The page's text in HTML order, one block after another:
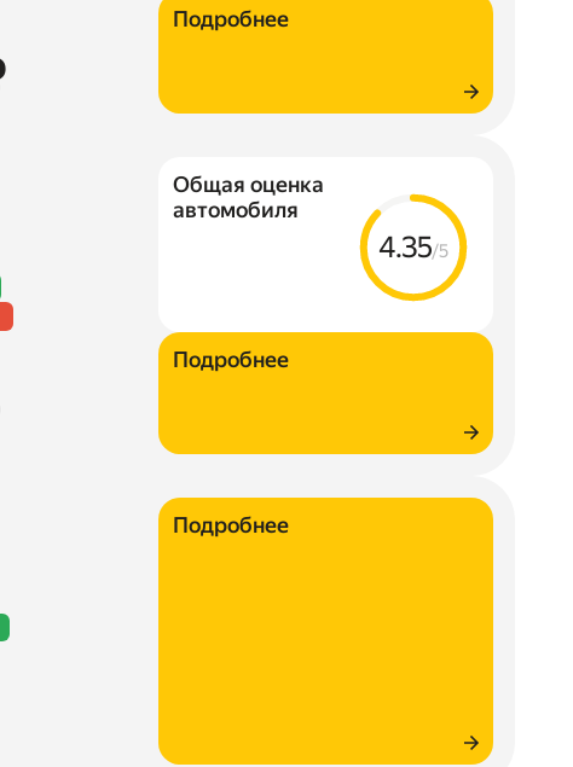
Подробнее
Общая оценка
автомобиля
4.35/5
Подробнее
Подробнее